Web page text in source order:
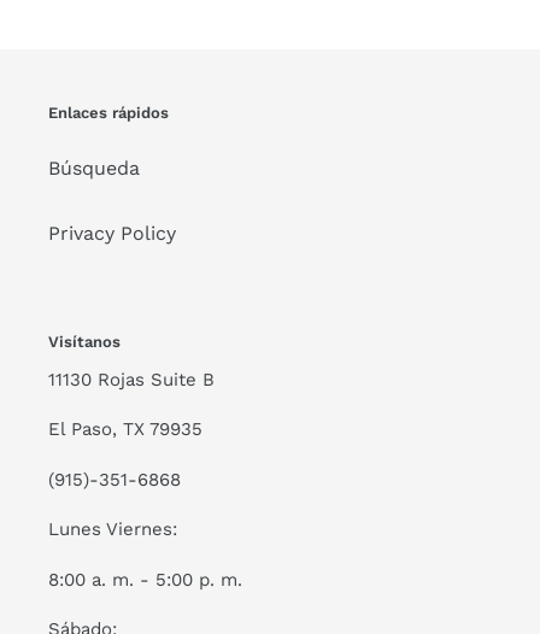
Enlaces rápidos
Búsqueda
Privacy Policy
Visítanos
11130 Rojas Suite B
El Paso, TX 79935
(915)-351-6868
Lunes Viernes:
8:00 a. m. - 5:00 p. m.
Sábado: